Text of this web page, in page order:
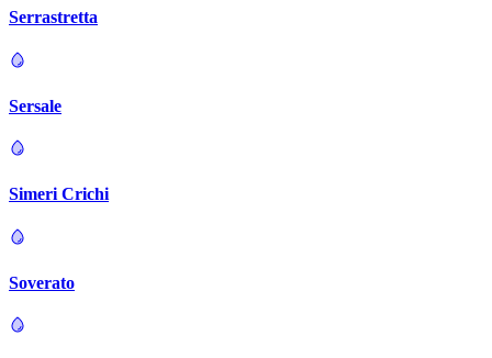
Serrastretta
Sersale
Simeri Crichi
Soverato